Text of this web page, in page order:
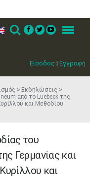
Είσοδος | Εγγραφή
Search Menu
Εκδηλώσεις
από το Luebeck της
και Μεθοδίου
του
Γερμανίας και
και